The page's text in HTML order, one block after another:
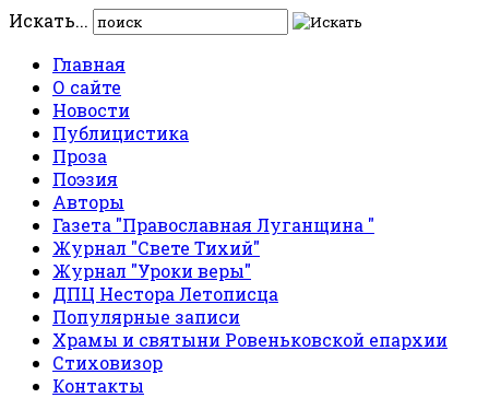
Искать...
Главная
О сайте
Новости
Публицистика
Проза
Поэзия
Авторы
Газета "Православная Луганщина "
Журнал "Свете Тихий"
Журнал "Уроки веры"
ДПЦ Нестора Летописца
Популярные записи
Храмы и святыни Ровеньковской епархии
Стиховизор
Контакты